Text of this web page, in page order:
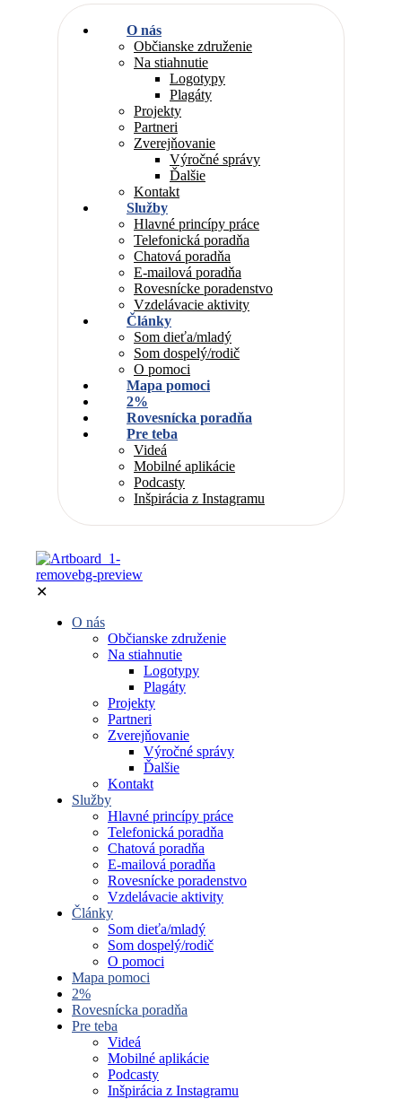
O nás
Občianske združenie
Na stiahnutie
Logotypy
Plagáty
Projekty
Partneri
Zverejňovanie
Výročné správy
Ďalšie
Kontakt
Služby
Hlavné princípy práce
Telefonická poradňa
Chatová poradňa
E-mailová poradňa
Rovesnícke poradenstvo
Vzdelávacie aktivity
Články
Som dieťa/mladý
Som dospelý/rodič
O pomoci
Mapa pomoci
2%
Rovesnícka poradňa
Pre teba
Videá
Mobilné aplikácie
Podcasty
Inšpirácia z Instagramu
✕
O nás
Občianske združenie
Na stiahnutie
Logotypy
Plagáty
Projekty
Partneri
Zverejňovanie
Výročné správy
Ďalšie
Kontakt
Služby
Hlavné princípy práce
Telefonická poradňa
Chatová poradňa
E-mailová poradňa
Rovesnícke poradenstvo
Vzdelávacie aktivity
Články
Som dieťa/mladý
Som dospelý/rodič
O pomoci
Mapa pomoci
2%
Rovesnícka poradňa
Pre teba
Videá
Mobilné aplikácie
Podcasty
Inšpirácia z Instagramu